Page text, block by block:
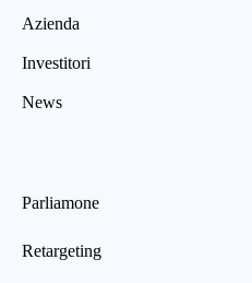
Azienda
Investitori
News
Parliamone
Retargeting